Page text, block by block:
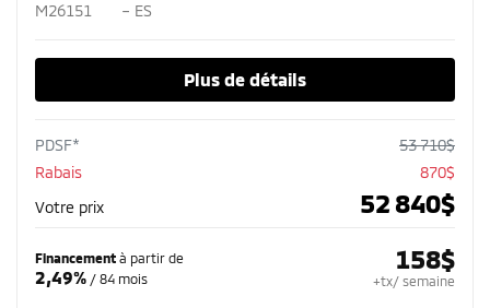
M26151 – ES
Plus de détails
PDSF* 53 710$
Rabais
870$
Votre prix
52 840$
Financement à partir de
2,49% / 84 mois
158$
+tx/ semaine